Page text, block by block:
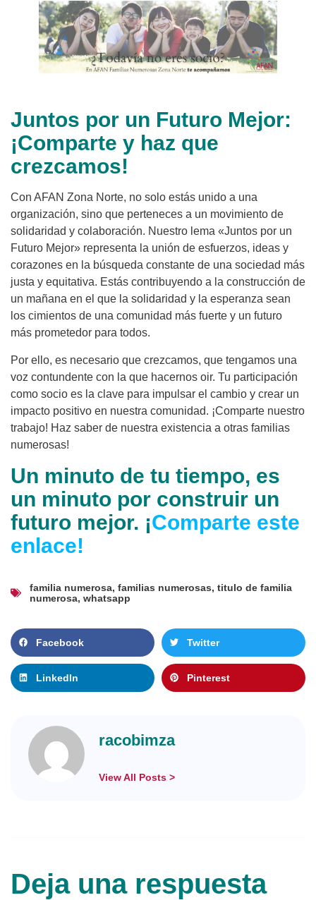
Juntos por un Futuro Mejor:
¡Comparte y haz que
crezcamos!
Con AFAN Zona Norte, no solo estás unido a una
organización, sino que perteneces a un movimiento de
solidaridad y colaboración. Nuestro lema «Juntos por un
Futuro Mejor» representa la unión de esfuerzos, ideas y
corazones en la búsqueda constante de una sociedad más
justa y equitativa. Estás contribuyendo a la construcción de
un mañana en el que la solidaridad y la esperanza sean
los cimientos de una comunidad más fuerte y un futuro
más prometedor para todos.
Por ello, es necesario que crezcamos, que tengamos una
voz contundente con la que hacernos oir. Tu participación
como socio es la clave para impulsar el cambio y crear un
impacto positivo en nuestra comunidad. ¡Comparte nuestro
trabajo! Haz saber de nuestra existencia a otras familias
numerosas!
Un minuto de tu tiempo, es
un minuto por construir un
futuro mejor. ¡Comparte este
enlace!
familia numerosa, familias numerosas, titulo de familia
numerosa, whatsapp
Facebook Twitter
LinkedIn Pinterest
racobimza
View All Posts >
Deja una respuesta